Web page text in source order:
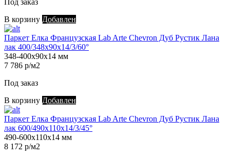
Под заказ
В корзину Добавлен
Паркет Елка Французская Lab Arte Chevron Дуб Рустик Лана
лак 400/348х90х14/3/60°
348-400х90х14 мм
7 786 р/м2
Под заказ
В корзину Добавлен
Паркет Елка Французская Lab Arte Chevron Дуб Рустик Лана
лак 600/490х110х14/3/45°
490-600х110х14 мм
8 172 р/м2